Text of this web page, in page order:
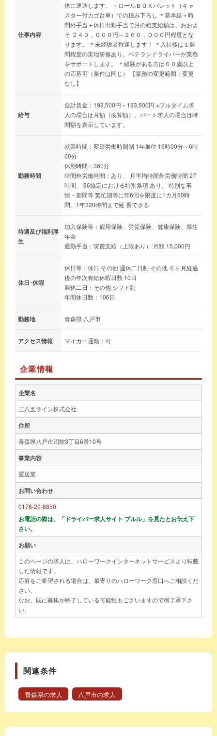
仕事内容
体に運送します。 ・ロールＢＯＸパレット（キャ
スター付カゴ台車）での積み下ろし ＊基本給＋時
間外手当＋休日出勤手当で月の総支給額は、おおよ
そ ２４０，０００円～２６０，０００円程度とな
ります。 ＊未経験者歓迎します！ ＊入社後は１週
間程度の実地研修あり。ベテランドライバーが業務
をサポートします。 ＊経験がある方は６０歳以上
の応募可（条件は同じ） 【業務の変更範囲：変更
なし】
給与
合計賃金：193,500円～193,500円 ※フルタイム求
人の場合は月額（換算額）、パート求人の場合は時
間額を表示しています。
勤務時間
就業時間：変形労働時間制 1年単位 16時00分～6時
00分
休憩時間：360分
時間外労働時間：あり、 月平均時間外労働時間 27
時間、 36協定における特別条項 あり、 特別な事
情・期間等 繁忙期等に年6回を限度に1カ月60時
間、1年320時間まで延 長できる
待遇及び福利厚
生
加入保険等：雇用保険、労災保険、健康保険、厚生
年金
通勤手当：実費支給（上限あり） 月額 15,000円
休日･休暇
休日等：休日 その他 週休二日制 その他 ６ヶ月経過
後の年次有給休暇日数 10日
週休二日：その他 シフト制
年間休日数：106日
勤務地 青森県 八戸市
アクセス情報 マイカー通勤：可
企業情報
企業名
三八五ライン株式会社
住所
青森県八戸市沼館3丁目6番10号
事業内容
運送業
お問い合わせ
0178-20-8850
お電話の際は、「ドライバー求人サイト ブルル」を見たとお伝え下
さい。
お願い
このページの求人は、ハローワークインターネットサービスより転載
した情報です。
応募をご希望される場合は、最寄りのハローワーク窓口へご相談くだ
さい。
なお、既に募集が終了している可能性もございますので御了承下さ
い。
関連条件
青森県の求人 八戸市の求人